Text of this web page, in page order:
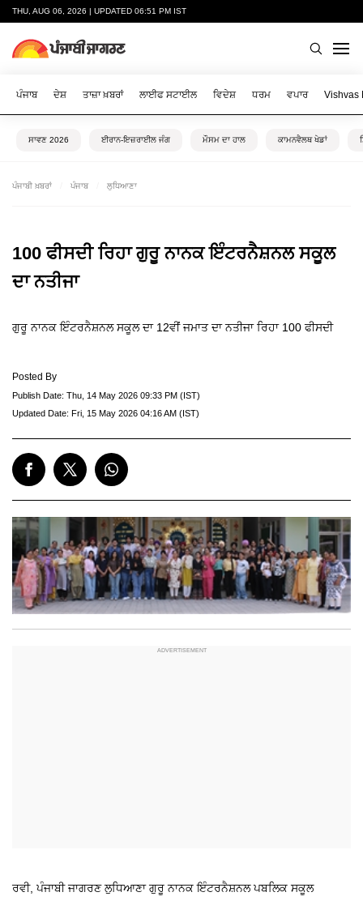
THU, AUG 06, 2026 | UPDATED 06:51 PM IST
ਪੰਜਾਬ ਦੇਸ਼ ਤਾਜ਼ਾ ਖ਼ਬਰਾਂ ਲਾਈਫ ਸਟਾਈਲ ਵਿਦੇਸ਼ ਧਰਮ ਵਪਾਰ Vishvas
ਸਾਵਣ 2026 ਈਰਾਨ-ਇਜ਼ਰਾਈਲ ਜੰਗ ਮੌਸਮ ਦਾ ਹਾਲ ਕਾਮਨਵੈਲਥ ਖੇਡਾਂ
ਪੰਜਾਬੀ ਖ਼ਬਰਾਂ ਪੰਜਾਬ ਲੁਧਿਆਣਾ
100 ਫੀਸਦੀ ਰਿਹਾ ਗੁਰੂ ਨਾਨਕ ਇੰਟਰਨੈਸ਼ਨਲ ਸਕੂਲ
ਦਾ ਨਤੀਜਾ
ਗੁਰੂ ਨਾਨਕ ਇੰਟਰਨੈਸ਼ਨਲ ਸਕੂਲ ਦਾ 12ਵੀਂ ਜਮਾਤ ਦਾ ਨਤੀਜਾ ਰਿਹਾ 100 ਫੀਸਦੀ
Posted By
Publish Date: Thu, 14 May 2026 09:33 PM (IST)
Updated Date: Fri, 15 May 2026 04:16 AM (IST)
ਰਵੀ, ਪੰਜਾਬੀ ਜਾਗਰਣ ਲੁਧਿਆਣਾਗੁਰੂ ਨਾਨਕ ਇੰਟਰਨੈਸ਼ਨਲ ਪਬਲਿਕ ਸਕੂਲ